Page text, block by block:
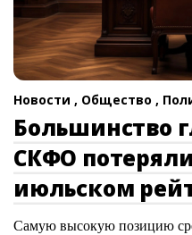
Новости , Общество ,
Большинство
СКФО
июльском
Самую высокую позицию